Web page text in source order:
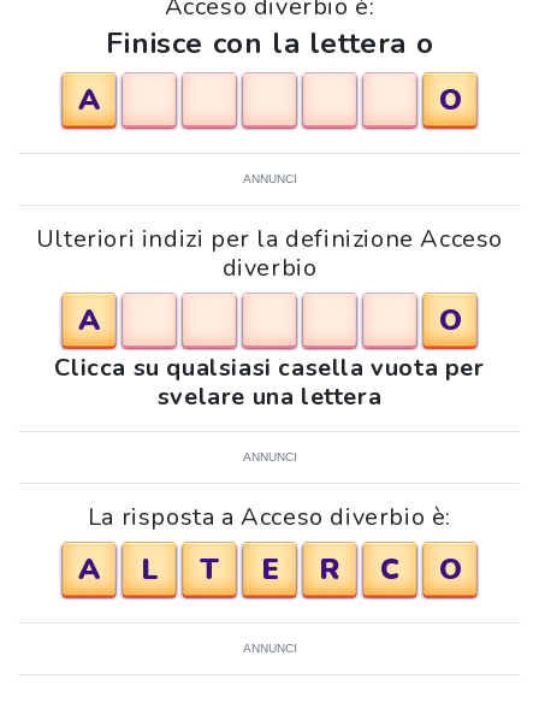
Acceso diverbio è:
Finisce con la lettera o
A
O
ANNUNCI
Ulteriori indizi per la definizione Acceso
diverbio
A O
Clicca su qualsiasi casella vuota per
svelare una lettera
ANNUNCI
La risposta a Acceso diverbio è:
A L T E R C O
ANNUNCI